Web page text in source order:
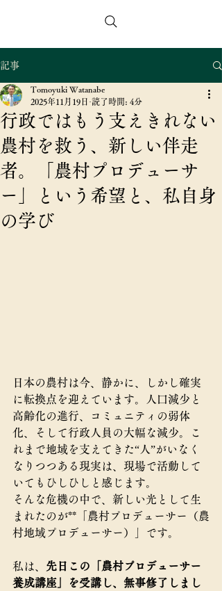
スマートアグリコンサルタンツ合同会社
記事
行政ではもう支えきれない
農村を救う、新しい伴走
者。「農村プロデューサ
ー」という希望と、私自身
の学び
Tomoyuki Watanabe
2025年11月19日 読了時間: 4分
日本の農村は今、静かに、しかし確実
に転換点を迎えています。人口減少と
高齢化の進行、コミュニティの弱体
化、そして行政人員の大幅な減少。こ
れまで地域を支えてきた“人”がいなく
なりつつある現実は、現場で活動して
いてもひしひしと感じます。
そんな危機の中で、新しい光として生
まれたのが**「農村プロデューサー（農
村地域プロデューサー）」です。
私は、 先日この「農村プロデューサー
養成講座」を受講し、無事修了しまし